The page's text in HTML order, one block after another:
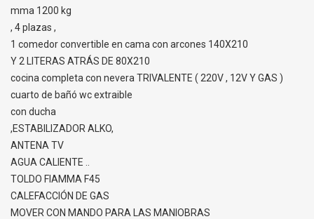
mma 1200 kg
, 4 plazas ,
1 comedor convertible en cama con arcones 140X210
Y 2 LITERAS ATRÁS DE 80X210
cocina completa con nevera TRIVALENTE ( 220V , 12V Y GAS )
cuarto de bañó wc extraible
con ducha
,ESTABILIZADOR ALKO,
ANTENA TV
AGUA CALIENTE ..
TOLDO FIAMMA F45
CALEFACCIÓN DE GAS
MOVER CON MANDO PARA LAS MANIOBRAS